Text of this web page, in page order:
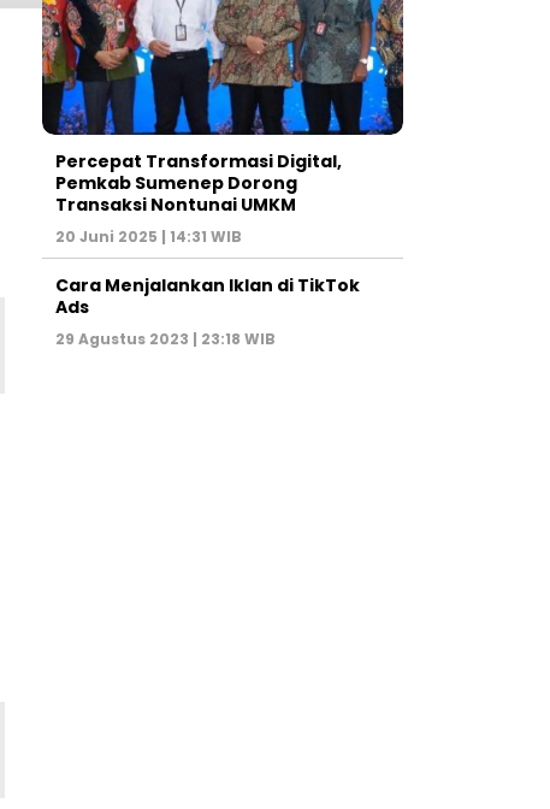
Percepat Transformasi Digital,
Pemkab Sumenep Dorong
Transaksi Nontunai UMKM
20 Juni 2025 | 14:31 WIB
Cara Menjalankan Iklan di TikTok
Ads
29 Agustus 2023 | 23:18 WIB